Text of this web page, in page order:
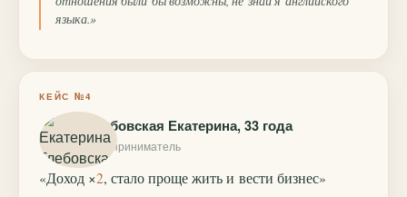
языка.»
КЕЙС №4
Глебовская Екатерина, 33 года
предприниматель
«Доход ×2, стало проще жить и вести бизнес»